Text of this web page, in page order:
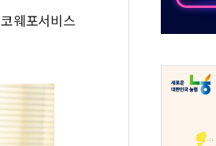
웨포서비스